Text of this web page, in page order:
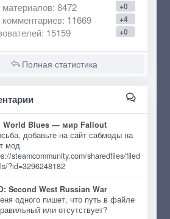
+0
материалов: 8472
+4
комментариев: 11669
+0
: 15159
Полная статистика
World Blues — мир Fallout
добавьте на сайт сабмоды на
мод
steamcommunity.com/sharedfiles/filed
?id=3296248182
Second West Russian War
одного пишет, что путь в файле
или отсутствует?